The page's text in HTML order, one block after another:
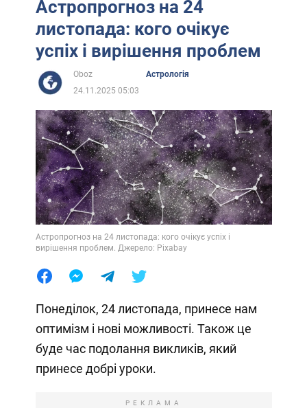
Астропрогноз на 24
листопада: кого очікує
успіх і вирішення проблем
Oboz
Астрологія
24.11.2025 05:03
Астропрогноз на 24 листопада: кого очікує успіх і
вирішення проблем. Джерело: Pixabay
Понеділок, 24 листопада, принесе нам
оптимізм і нові можливості. Також це
буде час подолання викликів, який
принесе добрі уроки.
РЕКЛАМА